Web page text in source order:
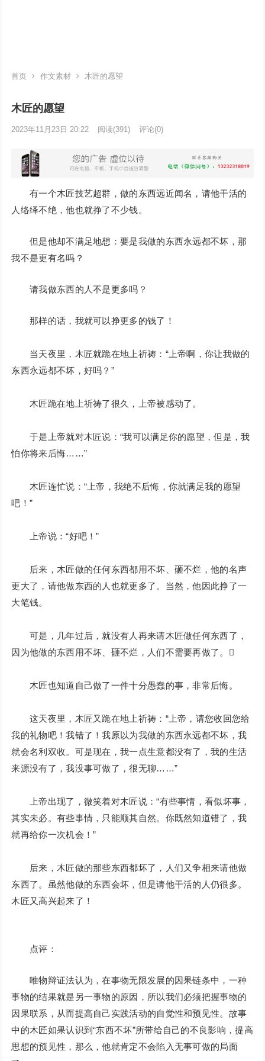
首页 作文素材 木匠的愿望
木匠的愿望
2023年11月23日 20:22 阅读(391) 评论(0)
有一个木匠技艺超群，做的东西远近闻名，请他干活的
人络绎不绝，他也就挣了不少钱。
但是他却不满足地想：要是我做的东西永远都不坏，那
我不是更有名吗？
请我做东西的人不是更多吗？
那样的话，我就可以挣更多的钱了！
当天夜里，木匠就跪在地上祈祷：“上帝啊，你让我做的
东西永远都不坏，好吗？”
木匠跪在地上祈祷了很久，上帝被感动了。
于是上帝就对木匠说：“我可以满足你的愿望，但是，我
怕你将来后悔……”
木匠连忙说：“上帝，我绝不后悔，你就满足我的愿望
吧！”
上帝说：“好吧！”
后来，木匠做的任何东西都用不坏、砸不烂，他的名声
更大了，请他做东西的人也就更多了。当然，他因此挣了一
大笔钱。
可是，几年过后，就没有人再来请木匠做任何东西了，
因为他做的东西用不坏、砸不烂，人们不需要再做了。
木匠也知道自己做了一件十分愚蠢的事，非常后悔。
这天夜里，木匠又跪在地上祈祷：“上帝，请您收回您给
我的礼物吧！我错了！我原以为我做的东西永远都不坏，我
就会名利双收。可是现在，我一点生意都没有了，我的生活
来源没有了，我没事可做了，很无聊……”
上帝出现了，微笑着对木匠说：“有些事情，看似坏事，
其实未必。有些事情，只能顺其自然。你既然知道错了，我
就再给你一次机会！”
后来，木匠做的那些东西都坏了，人们又争相来请他做
东西了。虽然他做的东西会坏，但是请他干活的人仍很多。
木匠又高兴起来了！
点评：
唯物辩证法认为，在事物无限发展的因果链条中，一种
事物的结果就是另一事物的原因，所以我们必须把握事物的
因果联系，从而提高自己实践活动的自觉性和预见性。故事
中的木匠如果认识到“东西不坏”所带给自己的不良影响，提高
思想的预见性，那么，他就肯定不会陷入无事可做的局面